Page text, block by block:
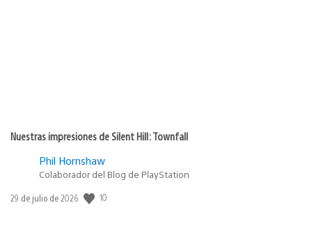
Nuestras impresiones de Silent Hill: Townfall
Phil Hornshaw
Colaborador del Blog de PlayStation
Fecha
29 de julio de 2026 10